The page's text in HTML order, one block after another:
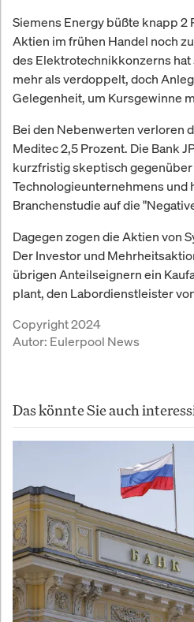
Siemens Energy büßte knapp 2
Aktien im frühen Handel noch
des Elektrotechnikkonzerns
mehr als verdoppelt, doch
Gelegenheit, um Kursgewinne
Bei den Nebenwerten verloren
Meditec 2,5 Prozent. Die Bank
kurzfristig skeptisch
Technologieunternehmens und
Branchenstudie auf die
Dagegen zogen die Aktien von
Der Investor und
übrigen Anteilseignern ein
plant, den Labordienstleister
Copyright 2024
Autor: Eulerpool News
Das könnte Sie auch